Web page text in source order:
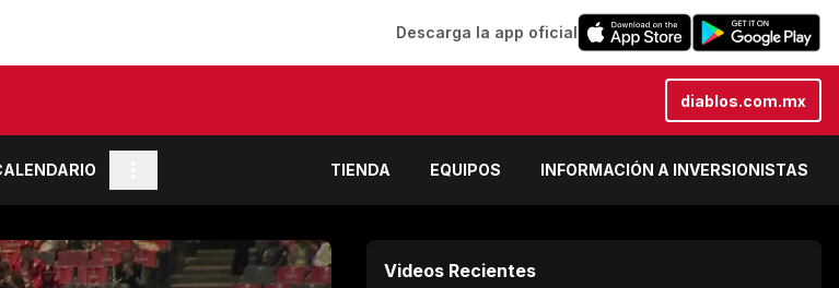
Descarga la app oficial
diablos.com.mx
TIENDA EQUIPOS INFORMACIÓN A INVERSIONISTAS
Videos Recientes